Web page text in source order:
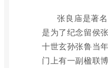
张良庙是著
是为了纪念留侯
十世玄孙张鲁当
门上有一副楹联